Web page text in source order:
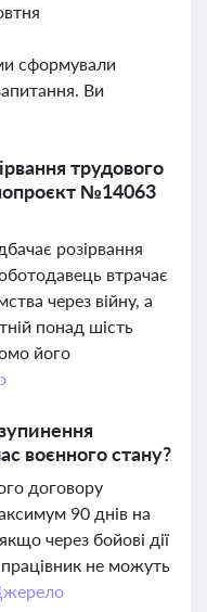
сформували
Ви
трудового
№14063
розірвання
втрачає
через війну, а
понад шість
його
воєнного стану?
договору
90 днів на
через бойові дії
не можуть